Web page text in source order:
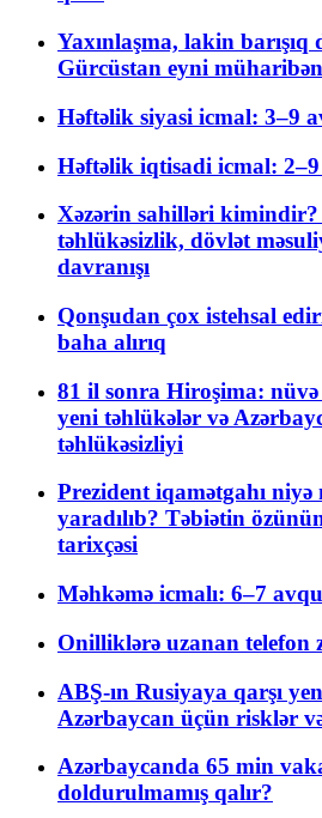
Yaxınlaşma, lakin
Gürcüstan eyni
Həftəlik siyasi icmal: 3–9
Həftəlik iqtisadi icmal: 2–9
Xəzərin sahilləri
təhlükəsizlik, dövlət
davranışı
Qonşudan çox istehsal
baha alırıq
81 il sonra Hiroşima: nüvə
yeni təhlükələr və
təhlükəsizliyi
Prezident iqamətgahı
yaradılıb? Təbiətin
tarixçəsi
Məhkəmə icmalı: 6–7
Onilliklərə uzanan telefon
ABŞ-ın Rusiyaya qarşı
Azərbaycan üçün risklər
Azərbaycanda 65 min
doldurulmamış qalır?